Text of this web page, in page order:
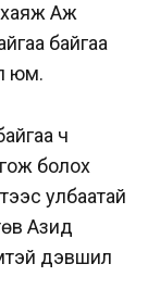
хаяж Аж
байгаа
юм.
ч
болох
улбаатай
Азид
дэвшил